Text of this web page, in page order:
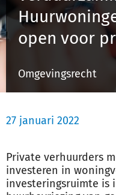
open voor
Omgevingsrecht
27 januari 2022
Private verhuurders
investeren in
investeringsruimte is